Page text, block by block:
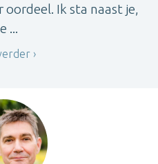
Ik sta naast je,
...